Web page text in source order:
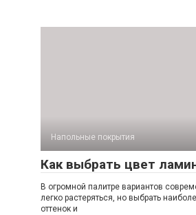
Напольные покрытия
Как выбрать цвет
В огромной палитре вариантов
легко растеряться, но выбрать
оттенок и